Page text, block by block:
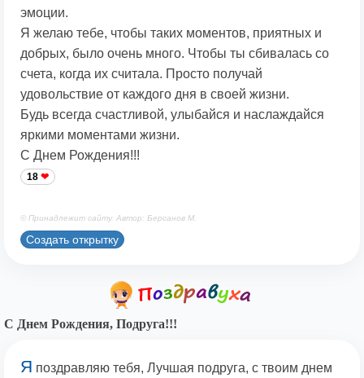
эмоции.
Я желаю тебе, чтобы таких моментов, приятных и
добрых, было очень много. Чтобы ты сбивалась со
счета, когда их считала. Просто получай
удовольствие от каждого дня в своей жизни.
Будь всегда счастливой, улыбайся и наслаждайся
яркими моментами жизни.
С Днем Рождения!!!
18
© Принадлежит сайту. Автор: Берсанов М.
Создать открытку
С Днем Рождения, Подруга!!!
Я поздравляю тебя, Лучшая подруга, с твоим днем